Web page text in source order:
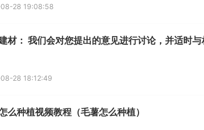
28 19:08:58
28 18:12:49
么种植视频教程（毛薯怎么种植）